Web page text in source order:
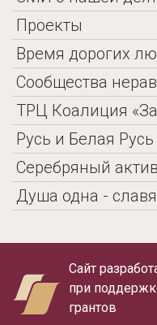
Проекты
Время дорогих
Сообщества
ТРЦ Коалиция
Русь и Белая
Серебряный
Душа одна -
Сайт
при
грантов